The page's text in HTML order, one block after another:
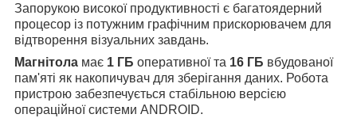
Запорукою високої продуктивності є багатоядерний
процесор із потужним графічним прискорювачем для
відтворення візуальних завдань.
Магнітола має 1 ГБ оперативної та 16 ГБ вбудованої
пам'яті як накопичувач для зберігання даних. Робота
пристрою забезпечується стабільною версією
операційної системи ANDROID.